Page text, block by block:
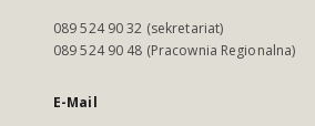
089 524 90 32 (sekretariat)
089 524 90 48 (Pracownia Regionalna)
E-Mail